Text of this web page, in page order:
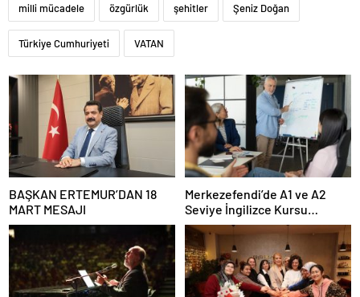
milli mücadele özgürlük şehitler Şeniz Doğan
Türkiye Cumhuriyeti VATAN
BAŞKAN ERTEMUR’DAN 18
MART MESAJI
Merkezefendi’de A1 ve A2
Seviye İngilizce Kursu
Başvuruları Başladı